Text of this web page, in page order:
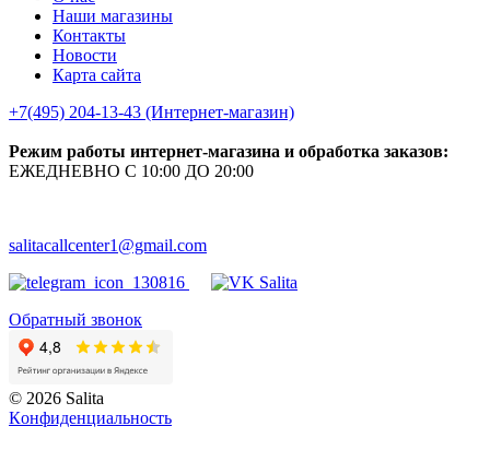
Наши магазины
Контакты
Новости
Карта сайта
+7(495) 204-13-43 (Интернет-магазин)
Режим работы интернет-магазина и обработка заказов:
ЕЖЕДНЕВНО С 10:00 ДО 20:00
salitacallcenter1@gmail.com
Обратный звонок
© 2026 Salita
Кoнфидeнциaльнoсть